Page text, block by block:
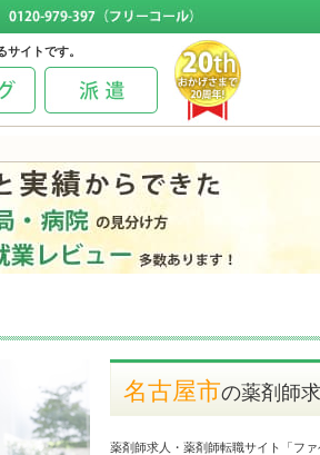
サイトです。
名古屋市の薬剤師
薬剤師求人・薬剤師転職サイト「フ